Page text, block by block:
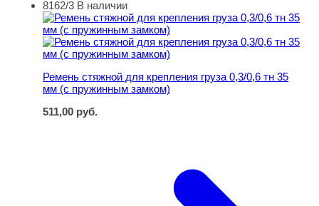
Ремень стяжной для крепления груза 0,3/0,6 тн 35 мм
8162/3 В наличии
Ремень стяжной для крепления груза 0,3/0,6 тн 35
мм (с пружинным замком)
511,00 руб.